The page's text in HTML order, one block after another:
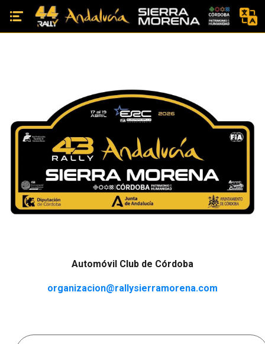
Automóvil Club de Córdoba
organizacion@rallysierramorena.com